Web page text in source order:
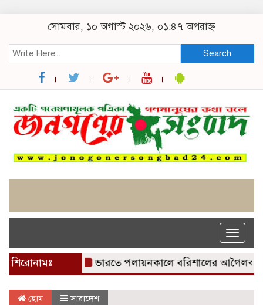
সোমবার, ১০ অগাস্ট ২০২৬, ০১:৪৭ অপরাহ্ন
Search
Toggle
শিরোনামঃ ভারতে পলায়নকালে বরিশালের আগৈলঝাড়া
হোম সারাদেশ